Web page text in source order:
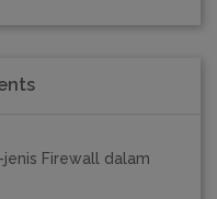
Firewall dalam